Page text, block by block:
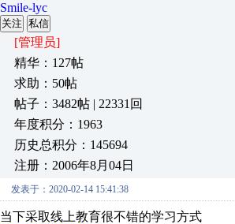
Smile-lyc
关注 私信
[管理员]
精华：127帖
求助：50帖
帖子：3482帖 | 22331回
年度积分：1963
历史总积分：145694
注册：2006年8月04日
发表于：2020-02-14 15:41:38
当下采取线上教育很不错的学习方式